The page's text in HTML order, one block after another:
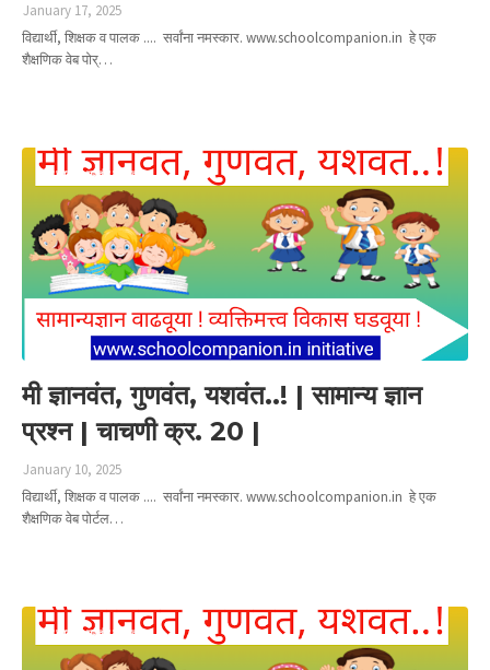
January 17, 2025
विद्यार्थी, शिक्षक व पालक .... सर्वांना नमस्कार. www.schoolcompanion.in हे एक
शैक्षणिक वेब पोर्…
मी ज्ञानवंत गुणवंत यशवंत
मी ज्ञानवंत, गुणवंत, यशवंत..! | सामान्य ज्ञान
प्रश्न | चाचणी क्र. 20 |
January 10, 2025
विद्यार्थी, शिक्षक व पालक .... सर्वांना नमस्कार. www.schoolcompanion.in हे एक
शैक्षणिक वेब पोर्टल…
मी ज्ञानवंत गुणवंत यशवंत